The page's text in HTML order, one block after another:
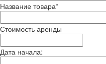
Название товара*
Стоимость аренды
Дата начала: